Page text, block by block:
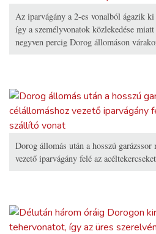
Az iparvágány a 2-es vonalból ágazik
így a személyvonatok közlekedése
negyven percig Dorog állomáson
Dorog állomás után a hosszú
vezető iparvágány felé az